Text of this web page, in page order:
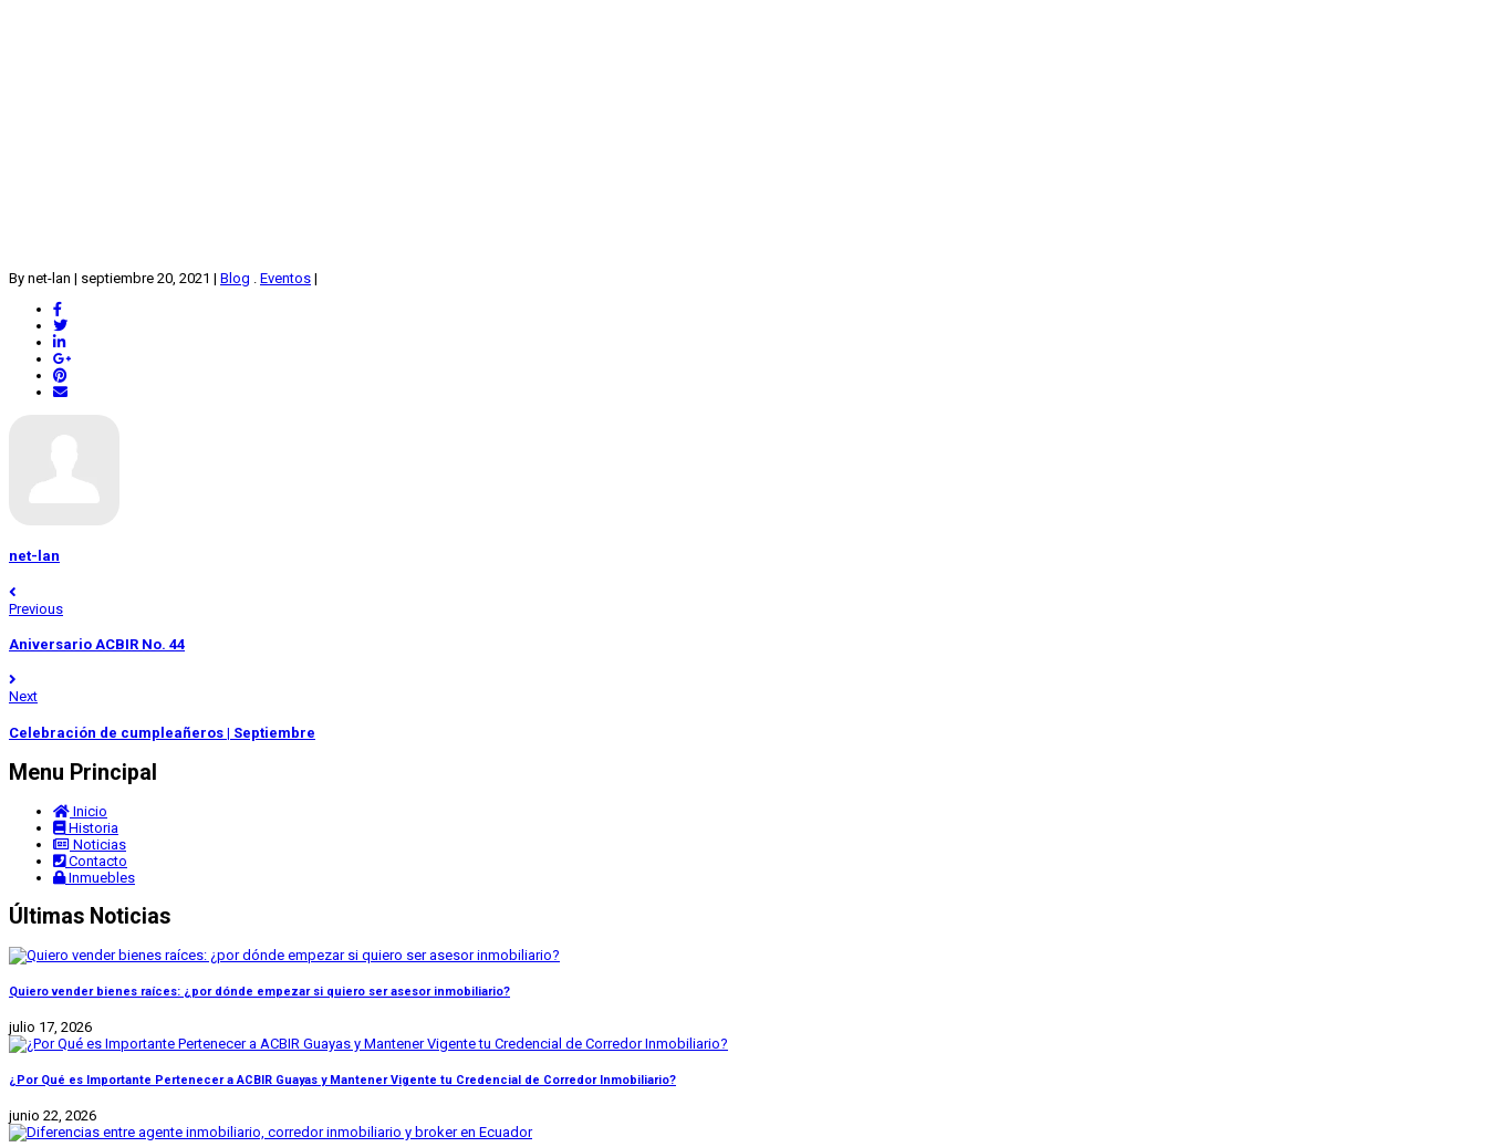
By net-lan | septiembre 20, 2021 | Blog . Eventos |
net-lan
Previous
Aniversario ACBIR No. 44
Next
Celebración de cumpleañeros | Septiembre
Menu Principal
Inicio
Historia
Noticias
Contacto
Inmuebles
Últimas Noticias
Quiero vender bienes raíces: ¿por dónde empezar si quiero ser asesor inmobiliario?
julio 17, 2026
¿Por Qué es Importante Pertenecer a ACBIR Guayas y Mantener Vigente tu Credencial de Corredor Inmobiliario?
junio 22, 2026